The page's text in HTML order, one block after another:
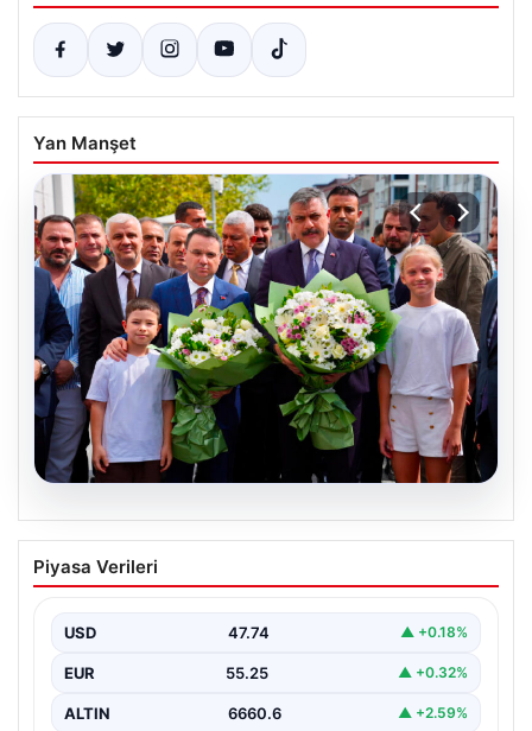
Yan Manşet
Adalet Bakanı Akın Gürlek ve İçişleri
Bakanı Mustafa Çiftçi İstanbul’da
{"title": "Adalet Bakanı Akın Gürlek ve İçişleri Bakanı
bulundu",…
Piyasa Verileri
USD 47.74 ▲ +0.18%
EUR 55.25 ▲ +0.32%
ALTIN 6660.6 ▲ +2.59%